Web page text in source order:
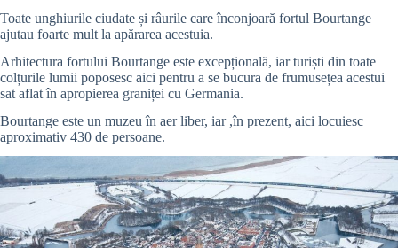
Toate unghiurile ciudate și râurile care înconjoară fortul Bourtange
ajutau foarte mult la apărarea acestuia.
Arhitectura fortului Bourtange este excepțională, iar turiști din toate
colțurile lumii poposesc aici pentru a se bucura de frumusețea acestui
sat aflat în apropierea graniței cu Germania.
Bourtange este un muzeu în aer liber, iar ,în prezent, aici locuiesc
aproximativ 430 de persoane.